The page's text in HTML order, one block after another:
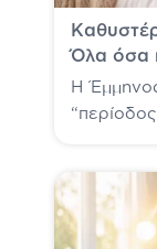
Όλα όσα
Η